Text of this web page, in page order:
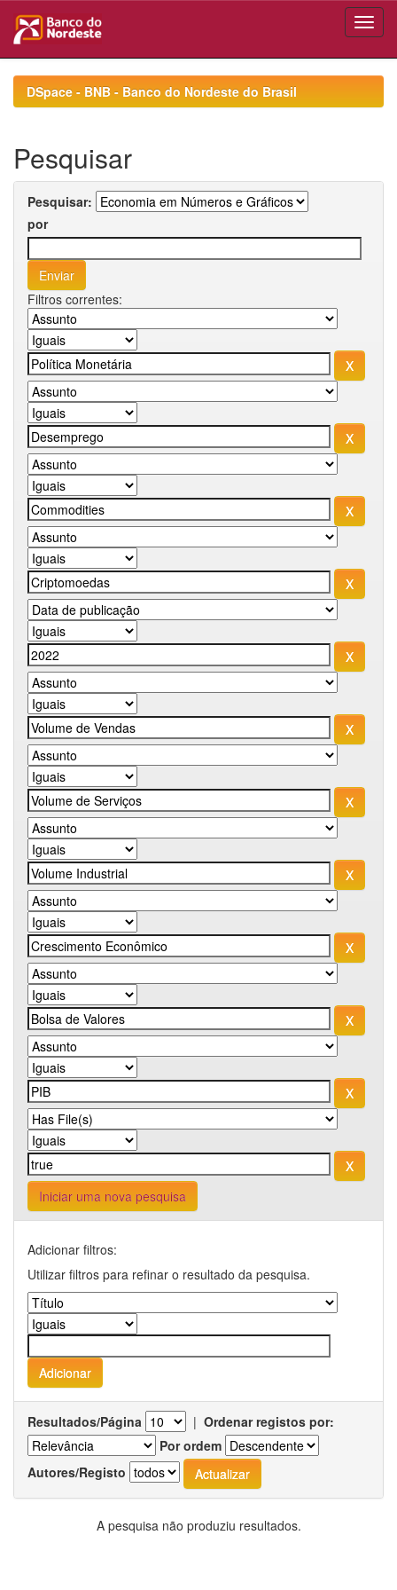
navigationDSpace - BNB - Banco do Nordeste do Brasil
Pesquisar
Pesquisar:
por
Filtros correntes:
Iniciar uma nova pesquisa
Adicionar filtros:
Utilizar filtros para refinar o resultado da pesquisa.
Resultados/Página | Ordenar registos por:
Por ordem
Autores/Registo
A pesquisa não produziu resultados.